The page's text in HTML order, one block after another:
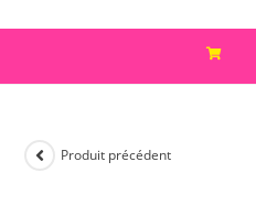
Produit précédent